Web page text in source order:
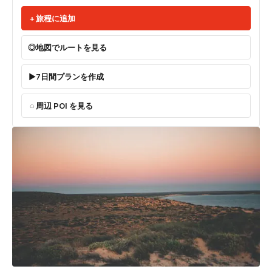
旅程に追加
地図でルートを見る
7日間プランを作成
周辺 POI を見る